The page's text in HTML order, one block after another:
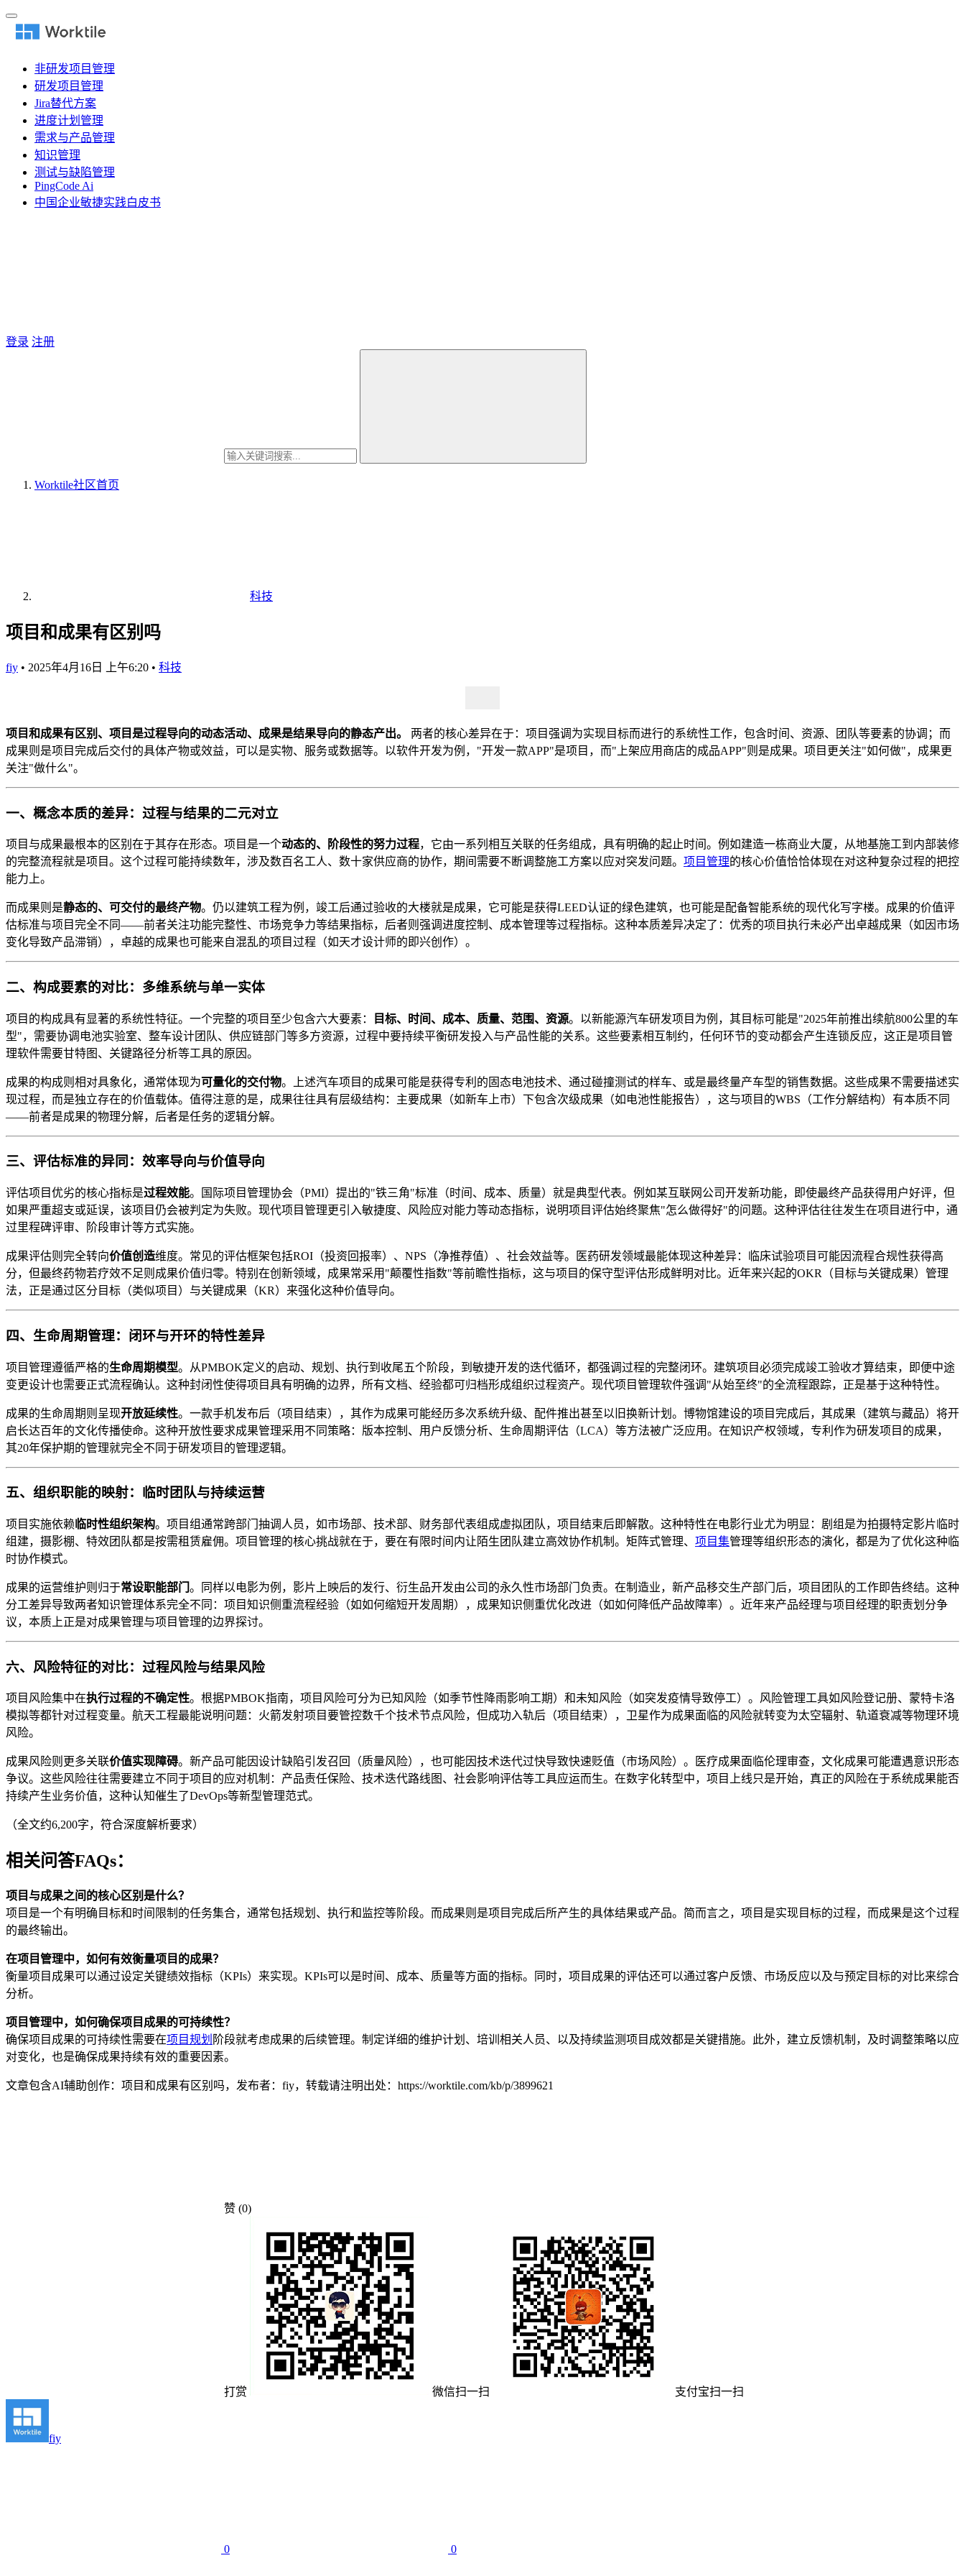
非研发项目管理
研发项目管理
Jira替代方案
进度计划管理
需求与产品管理
知识管理
测试与缺陷管理
PingCode Ai
中国企业敏捷实践白皮书
登录 注册
Worktile社区首页
科技
项目和成果有区别吗
fiy • 2025年4月16日 上午6:20 • 科技
项目和成果有区别、项目是过程导向的动态活动、成果是结果导向的静态产出。
两者的核心差异在于：项目强调为实现目标而进行的系统性工作，包含时间、资源、团队等要素的协调；而
成果则是项目完成后交付的具体产物或效益，可以是实物、服务或数据等。以软件开发为例，"开发一款APP"是项目，而"上架应用商店的成品APP"则是成果。项目更关注"如何做"，成果更
关注"做什么"。
一、概念本质的差异：过程与结果的二元对立
项目与成果最根本的区别在于其存在形态。项目是一个动态的、阶段性的努力过程，它由一系列相互关联的任务组成，具有明确的起止时间。例如建造一栋商业大厦，从地基施工到内部装修
的完整流程就是项目。这个过程可能持续数年，涉及数百名工人、数十家供应商的协作，期间需要不断调整施工方案以应对突发问题。 项目管理的核心价值恰恰体现在对这种复杂过程的把控
能力上。
而成果则是静态的、可交付的最终产物。仍以建筑工程为例，竣工后通过验收的大楼就是成果，它可能是获得LEED认证的绿色建筑，也可能是配备智能系统的现代化写字楼。成果的价值评
估标准与项目完全不同——前者关注功能完整性、市场竞争力等结果指标，后者则强调进度控制、成本管理等过程指标。这种本质差异决定了：优秀的项目执行未必产出卓越成果（如因市场
变化导致产品滞销），卓越的成果也可能来自混乱的项目过程（如天才设计师的即兴创作）。
二、构成要素的对比：多维系统与单一实体
项目的构成具有显著的系统性特征。一个完整的项目至少包含六大要素： 目标、时间、成本、质量、范围、资源。以新能源汽车研发项目为例，其目标可能是"2025年前推出续航800公里的车
型"，需要协调电池实验室、整车设计团队、供应链部门等多方资源，过程中要持续平衡研发投入与产品性能的关系。这些要素相互制约，任何环节的变动都会产生连锁反应，这正是项目管
理软件需要甘特图、关键路径分析等工具的原因。
成果的构成则相对具象化，通常体现为可量化的交付物。上述汽车项目的成果可能是获得专利的固态电池技术、通过碰撞测试的样车、或是最终量产车型的销售数据。这些成果不需要描述实
现过程，而是独立存在的价值载体。值得注意的是，成果往往具有层级结构：主要成果（如新车上市）下包含次级成果（如电池性能报告），这与项目的WBS（工作分解结构）有本质不同
——前者是成果的物理分解，后者是任务的逻辑分解。
三、评估标准的异同：效率导向与价值导向
评估项目优劣的核心指标是过程效能。国际项目管理协会（PMI）提出的"铁三角"标准（时间、成本、质量）就是典型代表。例如某互联网公司开发新功能，即使最终产品获得用户好评，但
如果严重超支或延误，该项目仍会被判定为失败。现代项目管理更引入敏捷度、风险应对能力等动态指标，说明项目评估始终聚焦"怎么做得好"的问题。这种评估往往发生在项目进行中，通
过里程碑评审、阶段审计等方式实施。
成果评估则完全转向价值创造维度。常见的评估框架包括ROI（投资回报率）、NPS（净推荐值）、社会效益等。医药研发领域最能体现这种差异：临床试验项目可能因流程合规性获得高
分，但最终药物若疗效不足则成果价值归零。特别在创新领域，成果常采用"颠覆性指数"等前瞻性指标，这与项目的保守型评估形成鲜明对比。近年来兴起的OKR（目标与关键成果）管理
法，正是通过区分目标（类似项目）与关键成果（KR）来强化这种价值导向。
四、生命周期管理：闭环与开环的特性差异
项目管理遵循严格的生命周期模型。从PMBOK定义的启动、规划、执行到收尾五个阶段，到敏捷开发的迭代循环，都强调过程的完整闭环。建筑项目必须完成竣工验收才算结束，即便中途
变更设计也需要正式流程确认。这种封闭性使得项目具有明确的边界，所有文档、经验都可归档形成组织过程资产。现代项目管理软件强调"从始至终"的全流程跟踪，正是基于这种特性。
成果的生命周期则呈现开放延续性。一款手机发布后（项目结束），其作为成果可能经历多次系统升级、配件推出甚至以旧换新计划。博物馆建设的项目完成后，其成果（建筑与藏品）将开
启长达百年的文化传播使命。这种开放性要求成果管理采用不同策略：版本控制、用户反馈分析、生命周期评估（LCA）等方法被广泛应用。在知识产权领域，专利作为研发项目的成果，
其20年保护期的管理就完全不同于研发项目的管理逻辑。
五、组织职能的映射：临时团队与持续运营
项目实施依赖 临时性组织架构。项目组通常跨部门抽调人员，如市场部、技术部、财务部代表组成虚拟团队，项目结束后即解散。这种特性在电影行业尤为明显：剧组是为拍摄特定影片临时
组建，摄影棚、特效团队都是按需租赁雇佣。项目管理的核心挑战就在于，要在有限时间内让陌生团队建立高效协作机制。矩阵式管理、 项目集管理等组织形态的演化，都是为了优化这种临
时协作模式。
成果的运营维护则归于常设职能部门 。同样以电影为例，影片上映后的发行、衍生品开发由公司的永久性市场部门负责。在制造业，新产品移交生产部门后，项目团队的工作即告终结。这种
分工差异导致两者知识管理体系完全不同：项目知识侧重流程经验（如如何缩短开发周期），成果知识侧重优化改进（如如何降低产品故障率）。近年来产品经理与项目经理的职责划分争
议，本质上正是对成果管理与项目管理的边界探讨。
六、风险特征的对比：过程风险与结果风险
项目风险集中在执行过程的不确定性。根据PMBOK指南，项目风险可分为已知风险（如季节性降雨影响工期）和未知风险（如突发疫情导致停工）。风险管理工具如风险登记册、蒙特卡洛
模拟等都针对过程变量。航天工程最能说明问题：火箭发射项目要管控数千个技术节点风险，但成功入轨后（项目结束），卫星作为成果面临的风险就转变为太空辐射、轨道衰减等物理环境
风险。
成果风险则更多关联价值实现障碍。新产品可能因设计缺陷引发召回（质量风险），也可能因技术迭代过快导致快速贬值（市场风险）。医疗成果面临伦理审查，文化成果可能遭遇意识形态
争议。这些风险往往需要建立不同于项目的应对机制：产品责任保险、技术迭代路线图、社会影响评估等工具应运而生。在数字化转型中，项目上线只是开始，真正的风险在于系统成果能否
持续产生业务价值，这种认知催生了DevOps等新型管理范式。
（全文约6,200字，符合深度解析要求）
相关问答FAQs：
项目与成果之间的核心区别是什么？
项目是一个有明确目标和时间限制的任务集合，通常包括规划、执行和监控等阶段。而成果则是项目完成后所产生的具体结果或产品。简而言之，项目是实现目标的过程，而成果是这个过程
的最终输出。
在项目管理中，如何有效衡量项目的成果？
衡量项目成果可以通过设定关键绩效指标（KPIs）来实现。KPIs可以是时间、成本、质量等方面的指标。同时，项目成果的评估还可以通过客户反馈、市场反应以及与预定目标的对比来综合
分析。
项目管理中，如何确保项目成果的可持续性？
确保项目成果的可持续性需要在项目规划 阶段就考虑成果的后续管理。制定详细的维护计划、培训相关人员、以及持续监测项目成效都是关键措施。此外，建立反馈机制，及时调整策略以应
对变化，也是确保成果持续有效的重要因素。
文章包含AI辅助创作：项目和成果有区别吗，发布者：fiy，转载请注明出处： https://worktile.com/kb/p/3899621
赞 (0)
打赏 微信扫一扫 支付宝扫一扫
fiy
0 0